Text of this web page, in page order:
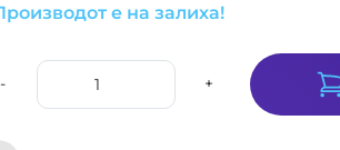
е на залиха!
- +